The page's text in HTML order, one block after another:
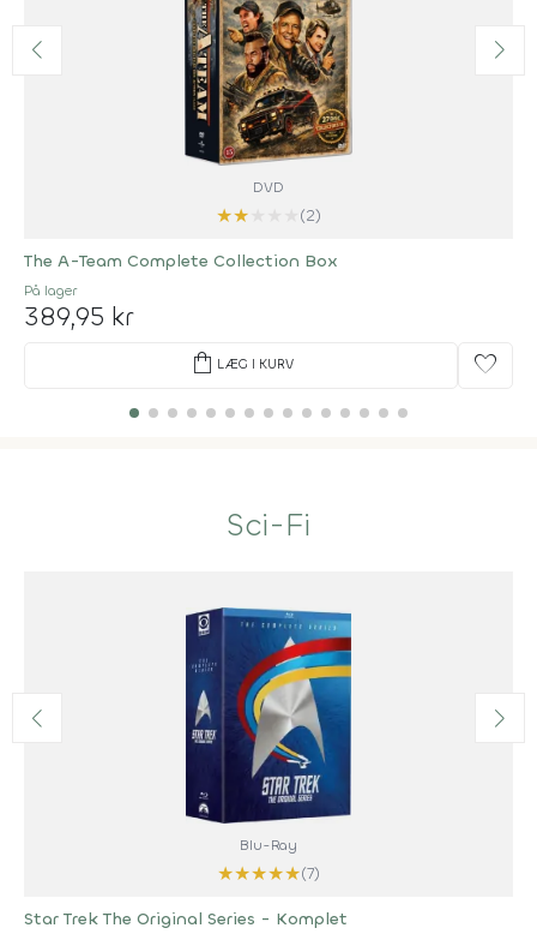
DVD
★★
(2)
The A-Team Complete Collection Box
På lager
389,95 kr
shopping_bag LÆG I KURV favorite
Sci-Fi
Blu-Ray
★★★★★(7)
Star Trek The Original Series - Komplet